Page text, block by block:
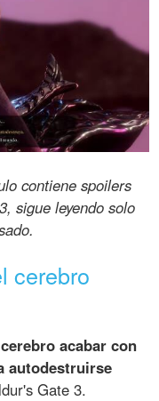
contiene spoilers
sigue leyendo solo
cerebro
acabar con
autodestruirse
Gate 3.